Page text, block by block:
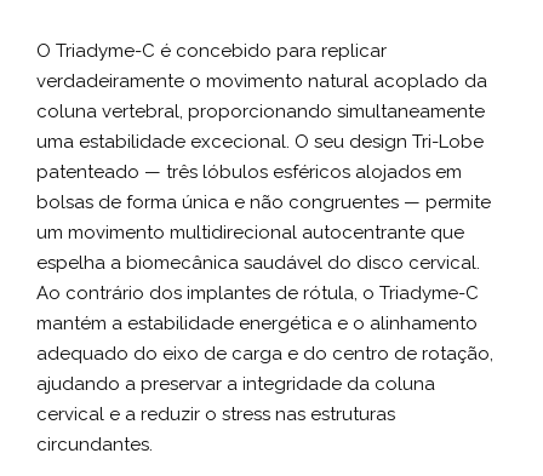
O Triadyme-C é concebido para replicar
verdadeiramente o movimento natural acoplado da
coluna vertebral, proporcionando simultaneamente
uma estabilidade excecional. O seu design Tri-Lobe
patenteado — três lóbulos esféricos alojados em
bolsas de forma única e não congruentes — permite
um movimento multidirecional autocentrante que
espelha a biomecânica saudável do disco cervical.
Ao contrário dos implantes de rótula, o Triadyme-C
mantém a estabilidade energética e o alinhamento
adequado do eixo de carga e do centro de rotação,
ajudando a preservar a integridade da coluna
cervical e a reduzir o stress nas estruturas
circundantes.